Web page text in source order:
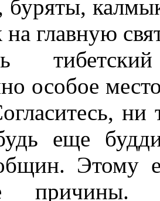
на главную
особое
ни
еще
Этому
причины.